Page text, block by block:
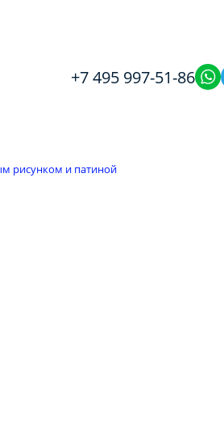
+7 495 997-51-86
рисунком и патиной